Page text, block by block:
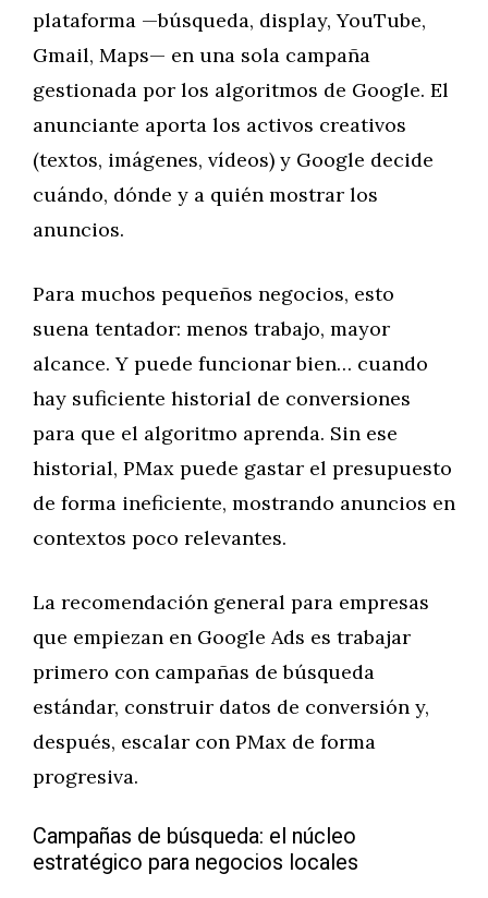
plataforma —búsqueda, display, YouTube,
Gmail, Maps— en una sola campaña
gestionada por los algoritmos de Google. El
anunciante aporta los activos creativos
(textos, imágenes, vídeos) y Google decide
cuándo, dónde y a quién mostrar los
anuncios.
Para muchos pequeños negocios, esto
suena tentador: menos trabajo, mayor
alcance. Y puede funcionar bien… cuando
hay suficiente historial de conversiones
para que el algoritmo aprenda. Sin ese
historial, PMax puede gastar el presupuesto
de forma ineficiente, mostrando anuncios en
contextos poco relevantes.
La recomendación general para empresas
que empiezan en Google Ads es trabajar
primero con campañas de búsqueda
estándar, construir datos de conversión y,
después, escalar con PMax de forma
progresiva.
Campañas de búsqueda: el núcleo
estratégico para negocios locales